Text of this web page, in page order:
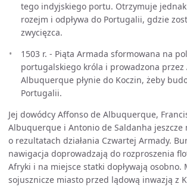
tego indyjskiego portu. Otrzymuje
rozejm i odpływa do Portugalii, gdzie
zwycięzca.
1503 r. - Piąta Armada sformowana na
portugalskiego króla i prowadzona przez
Albuquerque płynie do Koczin, żeby
Portugalii.
Jej dowódcy Affonso de Albuquerque,
Albuquerque i Antonio de Saldanha jeszcze
o rezultatach działania Czwartej Armady.
nawigacja doprowadzają do rozproszenia
Afryki i na miejsce statki dopływają osobno.
sojusznicze miasto przed lądową inwazją z